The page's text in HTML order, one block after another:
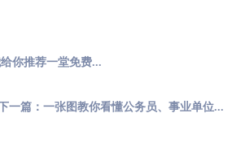
你推荐一堂免费...
一篇：一张图教你看懂公务员、事业单位...